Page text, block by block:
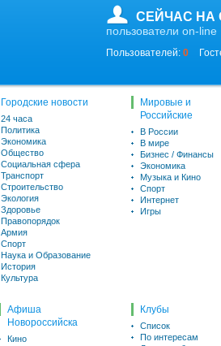
СЕЙЧАС НА
пользователи on-line
Пользователей: 0
Городские новости
24 часа
Политика
Экономика
Общество
Социальная сфера
Транспорт
Строительство
Экология
Здоровье
Правопорядок
Армия
Спорт
Наука и Образование
История
Культура
Мировые и
Российские
В России
В мире
Бизнес / Финансы
Экономика
Музыка и Кино
Спорт
Интернет
Игры
Афиша
Новороссийска
Кино
Клубы
Список
По интересам